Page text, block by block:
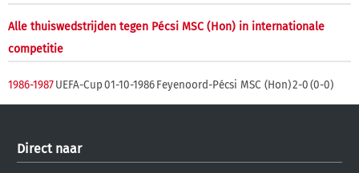
Alle thuiswedstrijden tegen Pécsi MSC (Hon) in internationale
competitie
1986-1987UEFA-Cup01-10-1986Feyenoord-Pécsi MSC (Hon)2-0(0-0)
Direct naar